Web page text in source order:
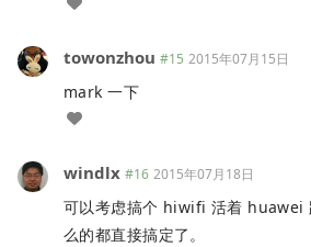
towonzhou #15 2015年07月15日
mark 一下
windlx #16 2015年07月18日
可以考虑搞个 hiwifi 活着 huawei
么的都直接搞定了。